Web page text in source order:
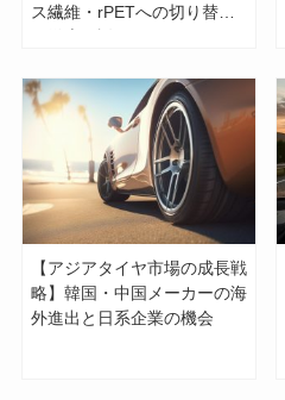
ス繊維・rPETへの切り替え
【アジアタイヤ市場の成長戦
略】韓国・中国メーカーの海
外進出と日系企業の機会